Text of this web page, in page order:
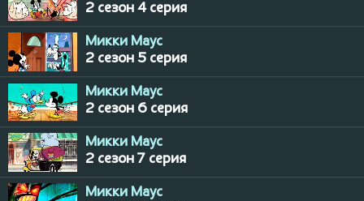
2 сезон 4 серия
Микки Маус
2 сезон 5 серия
Микки Маус
2 сезон 6 серия
Микки Маус
2 сезон 7 серия
Микки Маус